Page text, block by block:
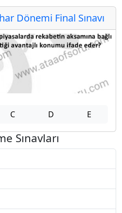
Dönemi Final Sınavı
C D E
Sınavları